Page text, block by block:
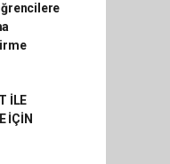
İLE
İÇİN